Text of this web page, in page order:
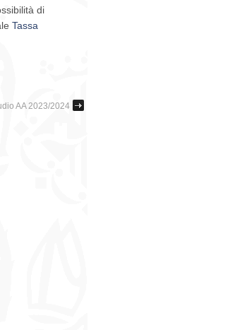
di
Tassa
AA 2023/2024